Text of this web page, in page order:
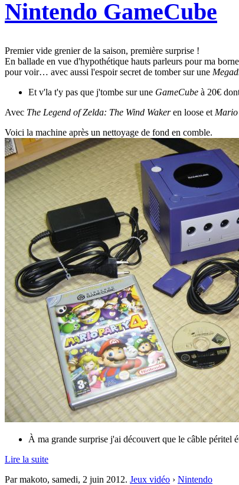
Nintendo GameCube
Premier vide grenier de la saison, première surprise !
En ballade en vue d'hypothétique hauts parleurs pour ma
pour voir… avec aussi l'espoir secret de tomber sur une
Et v'la t'y pas que j'tombe sur une GameCube à 20€
Avec The Legend of Zelda: The Wind Wakeren loose et
Voici la machine après un nettoyage de fond en comble.
À ma grande surprise j'ai découvert que le câble péritel
Lire la suite
Par makoto, samedi, 2 juin 2012. Jeux vidéo › Nintendo